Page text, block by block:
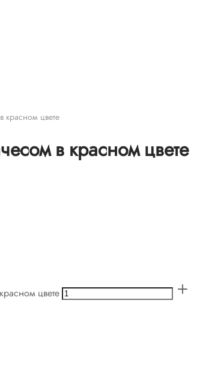
красном цвете
в красном цвете
цвете